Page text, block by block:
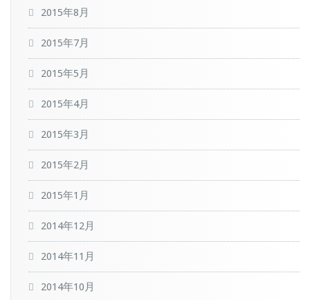
2015年8月
2015年7月
2015年5月
2015年4月
2015年3月
2015年2月
2015年1月
2014年12月
2014年11月
2014年10月